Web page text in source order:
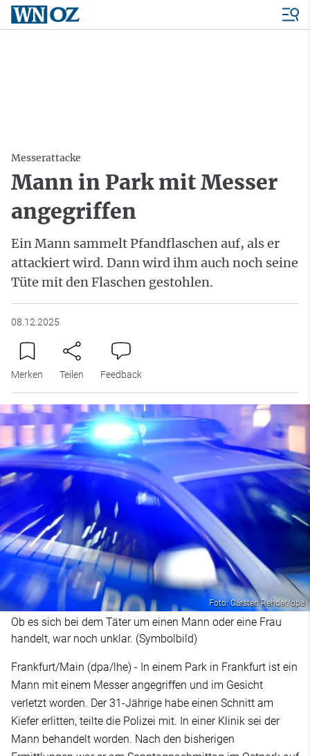
Messerattacke
Mann in Park mit Messer
angegriffen
Ein Mann sammelt Pfandflaschen auf, als er
attackiert wird. Dann wird ihm auch noch seine
Tüte mit den Flaschen gestohlen.
08.12.2025
Merken Teilen Feedback
Foto: Carsten Rehder/dpa
Ob es sich bei dem Täter um einen Mann oder eine Frau
handelt, war noch unklar. (Symbolbild)
Frankfurt/Main (dpa/lhe) - In einem Park in Frankfurt ist ein
Mann mit einem Messer angegriffen und im Gesicht
verletzt worden. Der 31-Jährige habe einen Schnitt am
Kiefer erlitten, teilte die Polizei mit. In einer Klinik sei der
Mann behandelt worden. Nach den bisherigen